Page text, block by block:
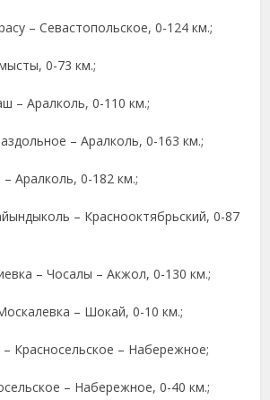
– Севастопольское, 0-124 км.;
0-73 км.;
– Аралколь, 0-110 км.;
– Аралколь, 0-163 км.;
Аралколь, 0-182 км.;
– Краснооктябрьский, 0-87
– Чосалы – Акжол, 0-130 км.;
– Шокай, 0-10 км.;
Красносельское – Набережное;
– Набережное, 0-40 км.;